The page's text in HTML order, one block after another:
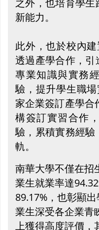
之外，也培育學
新能力。
此外，也於校內
透過產學合作，
專業知識與實務
驗，提升學生職
家企業簽訂產學合
構簽訂實習合作
驗，累積實務經
軌。
南華大學不僅在招
業生就業率達
89.17%，也彰顯
業生深受各企業青
上獲得高度評價，